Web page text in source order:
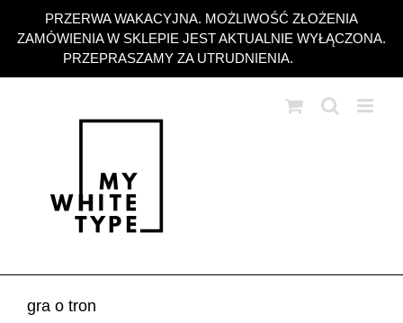
PRZERWA WAKACYJNA. MOŻLIWOŚĆ ZŁOŻENIA
ZAMÓWIENIA W SKLEPIE JEST AKTUALNIE WYŁĄCZONA.
PRZEPRASZAMY ZA UTRUDNIENIA.
zawartości
gra o tron